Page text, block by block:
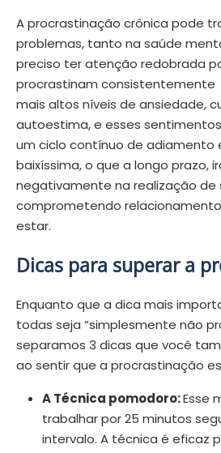
A procrastinação crônica pode
problemas, tanto na saúde
preciso ter atenção redobrada
procrastinam
mais altos níveis de ansiedade,
autoestima, e esses
um ciclo contínuo de adiamento
baixíssima, o que a longo prazo,
negativamente na realização de
comprometendo
estar.
Dicas para superar a
Enquanto que a dica mais
todas seja “simplesmente não
separamos 3 dicas que você
ao sentir que a procrastinação
A Técnica pomodoro:Esse
trabalhar por 25 minutos
intervalo. A técnica é eficaz